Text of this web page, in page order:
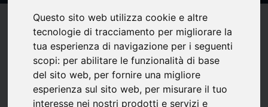
Questo sito web utilizza cookie e altre
tecnologie di tracciamento per migliorare la
tua esperienza di navigazione per i seguenti
scopi: per abilitare le funzionalità di base
del sito web, per fornire una migliore
esperienza sul sito web, per misurare il tuo
interesse nei nostri prodotti e servizi e
Compatibilidad help
Ahorrar(0)bookmark_borderupload Compartir
En el mundo occidental (e incluyo América Latina, que es el
“sur de occidente”), la democracia liberal está jaqueada desde
dentro: desencanto con las elites, la aparición por izquierda y